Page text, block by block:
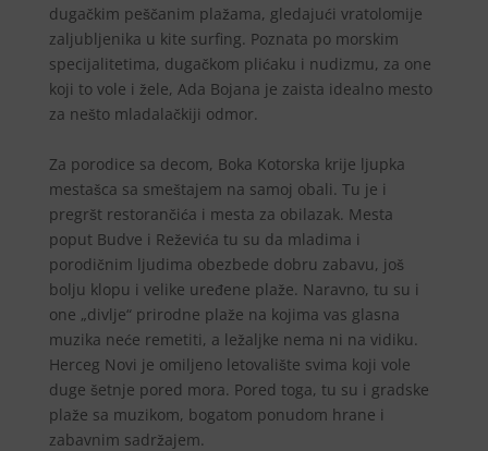
dugačkim peščanim plažama, gledajući vratolomije
zaljubljenika u kite surfing. Poznata po morskim
specijalitetima, dugačkom plićaku i nudizmu, za one
koji to vole i žele, Ada Bojana je zaista idealno mesto
za nešto mladalačkiji odmor.
Za porodice sa decom, Boka Kotorska krije ljupka
mestašca sa smeštajem na samoj obali. Tu je i
pregršt restorančića i mesta za obilazak. Mesta
poput Budve i Reževića tu su da mladima i
porodičnim ljudima obezbede dobru zabavu, još
bolju klopu i velike uređene plaže. Naravno, tu su i
one „divlje“ prirodne plaže na kojima vas glasna
muzika neće remetiti, a ležaljke nema ni na vidiku.
Herceg Novi je omiljeno letovalište svima koji vole
duge šetnje pored mora. Pored toga, tu su i gradske
plaže sa muzikom, bogatom ponudom hrane i
zabavnim sadržajem.